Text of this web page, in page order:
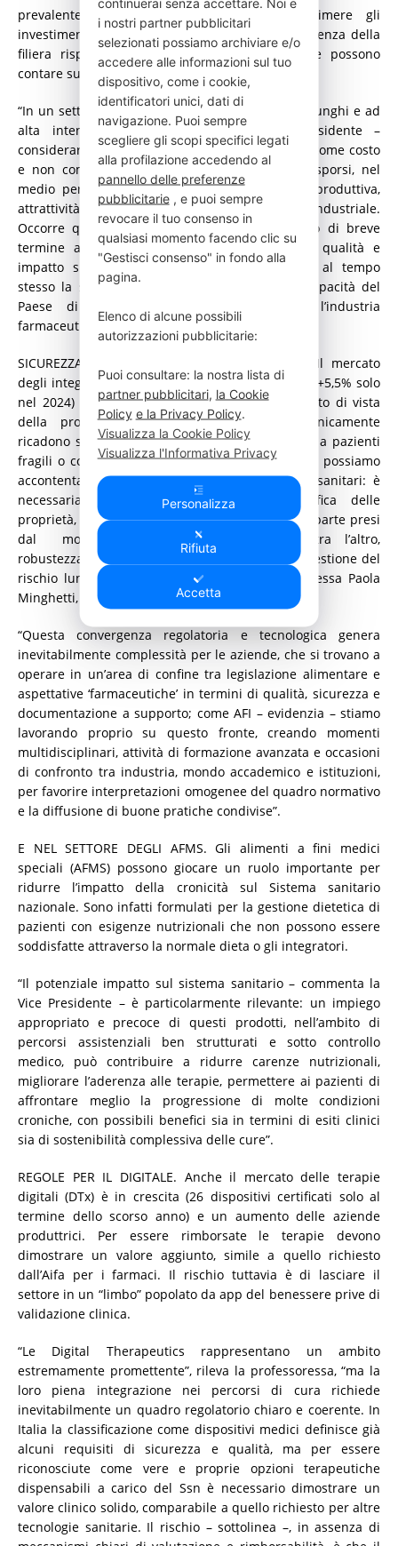
prevalentemente difensivi, rischia di comprimere gli
investimenti in innovazione e indebolire la resilienza della
filiera rispetto ai competitor internazionali che possono
contare su contesti più stabili e programmabili.
“In un settore caratterizzato da cicli di sviluppo lunghi e ad
alta intensità di capitale – dichiara il presidente –
considerare la spesa per farmaci innovativi solo come costo
e non come investimento strategico significa esporsi, nel
medio periodo, al rischio di perdere capacità produttiva,
attrattività per la ricerca clinica e competitività industriale.
Occorre quindi passare da una logica di taglio di breve
termine a una governance che premi valore, qualità e
impatto sulla salute pubblica, salvaguardando al tempo
stesso la sostenibilità dei conti pubblici e la capacità del
Paese di restare un hub credibile per l’industria
farmaceutica europea e globale”.
SICUREZZA NEL SETTORE DEGLI INTEGRATORI. Il mercato
degli integratori in Italia cresce di anno in anno (+5,5% solo
nel 2024) e supera i 5 miliardi di euro. Dal punto di vista
della produzione industriale, i prodotti tecnicamente
ricadono sotto la normativa alimentare, destinati a pazienti
fragili o con bisogni clinici specifici, tuttavia “non possiamo
accontentarci del rispetto dei requisiti igienico‑sanitari: è
necessaria un’attività di progettazione, verifica delle
proprietà, produzione, controllo e tracciabilità in parte presi
dal mondo farmaceutico, per garantire, tra l’altro,
robustezza dei processi, validazione analitica e gestione del
rischio lungo l’intera filiera”, spiega la Professoressa Paola
Minghetti, Vice Presidente dell’AFI.
“Questa convergenza regolatoria e tecnologica genera
inevitabilmente complessità per le aziende, che si trovano a
operare in un’area di confine tra legislazione alimentare e
aspettative ‘farmaceutiche’ in termini di qualità, sicurezza e
documentazione a supporto; come AFI – evidenzia – stiamo
lavorando proprio su questo fronte, creando momenti
multidisciplinari, attività di formazione avanzata e occasioni
di confronto tra industria, mondo accademico e istituzioni,
per favorire interpretazioni omogenee del quadro normativo
e la diffusione di buone pratiche condivise”.
E NEL SETTORE DEGLI AFMS. Gli alimenti a fini medici
speciali (AFMS) possono giocare un ruolo importante per
ridurre l’impatto della cronicità sul Sistema sanitario
nazionale. Sono infatti formulati per la gestione dietetica di
pazienti con esigenze nutrizionali che non possono essere
soddisfatte attraverso la normale dieta o gli integratori.
“Il potenziale impatto sul sistema sanitario – commenta la
Vice Presidente – è particolarmente rilevante: un impiego
appropriato e precoce di questi prodotti, nell’ambito di
percorsi assistenziali ben strutturati e sotto controllo
medico, può contribuire a ridurre carenze nutrizionali,
migliorare l’aderenza alle terapie, permettere ai pazienti di
affrontare meglio la progressione di molte condizioni
croniche, con possibili benefici sia in termini di esiti clinici
sia di sostenibilità complessiva delle cure”.
REGOLE PER IL DIGITALE. Anche il mercato delle terapie
digitali (DTx) è in crescita (26 dispositivi certificati solo al
termine dello scorso anno) e un aumento delle aziende
produttrici. Per essere rimborsate le terapie devono
dimostrare un valore aggiunto, simile a quello richiesto
dall’Aifa per i farmaci. Il rischio tuttavia è di lasciare il
settore in un “limbo” popolato da app del benessere prive di
validazione clinica.
“Le Digital Therapeutics rappresentano un ambito
estremamente promettente”, rileva la professoressa, “ma la
loro piena integrazione nei percorsi di cura richiede
inevitabilmente un quadro regolatorio chiaro e coerente. In
Italia la classificazione come dispositivi medici definisce già
alcuni requisiti di sicurezza e qualità, ma per essere
riconosciute come vere e proprie opzioni terapeutiche
dispensabili a carico del Ssn è necessario dimostrare un
valore clinico solido, comparabile a quello richiesto per altre
tecnologie sanitarie. Il rischio – sottolinea –, in assenza di
i nostri partner pubblicitari
selezionati possiamo archiviare e/o
accedere alle informazioni sul tuo
dispositivo, come i cookie,
identificatori unici, dati di
navigazione. Puoi sempre
scegliere gli scopi specifici legati
alla profilazione accedendo al
pannello delle preferenze
pubblicitarie, e puoi sempre
revocare il tuo consenso in
qualsiasi momento facendo clic su
"Gestisci consenso" in fondo alla
pagina.
Elenco di alcune possibili
autorizzazioni pubblicitarie:
Puoi consultare: la nostra lista di
partner pubblicitari, la Cookie
Policy e la Privacy Policy.
Visualizza la Cookie Policy
Visualizza l'Informativa Privacy
Personalizza
Rifiuta
Accetta